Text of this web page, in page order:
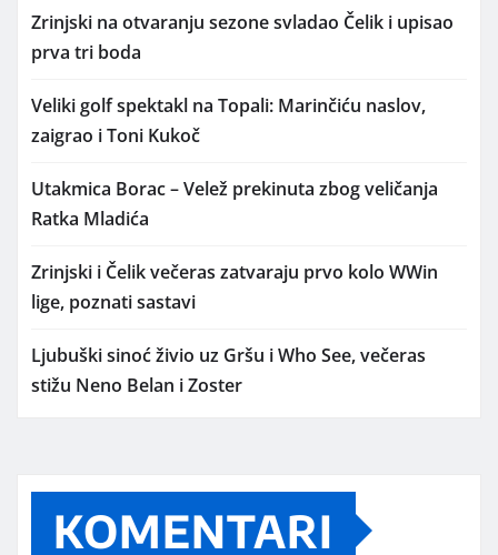
Zrinjski na otvaranju sezone svladao Čelik i upisao
prva tri boda
Veliki golf spektakl na Topali: Marinčiću naslov,
zaigrao i Toni Kukoč
Utakmica Borac – Velež prekinuta zbog veličanja
Ratka Mladića
Zrinjski i Čelik večeras zatvaraju prvo kolo WWin
lige, poznati sastavi
Ljubuški sinoć živio uz Gršu i Who See, večeras
stižu Neno Belan i Zoster
KOMENTARI